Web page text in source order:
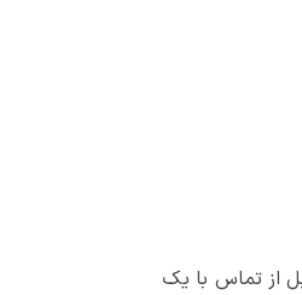
قبل از تماس با یک